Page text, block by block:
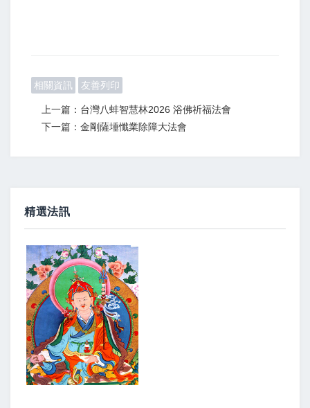
相關資訊 友善列印
上一篇：台灣八蚌智慧林2026 浴佛祈福法會
下一篇：金剛薩埵懺業除障大法會
精選法訊